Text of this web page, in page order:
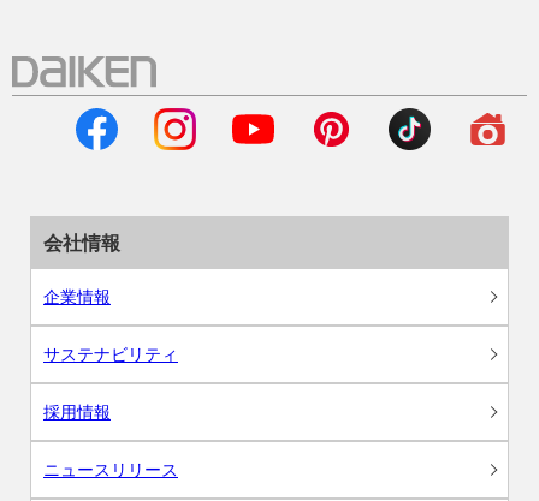
会社情報
企業情報
サステナビリティ
採用情報
ニュースリリース